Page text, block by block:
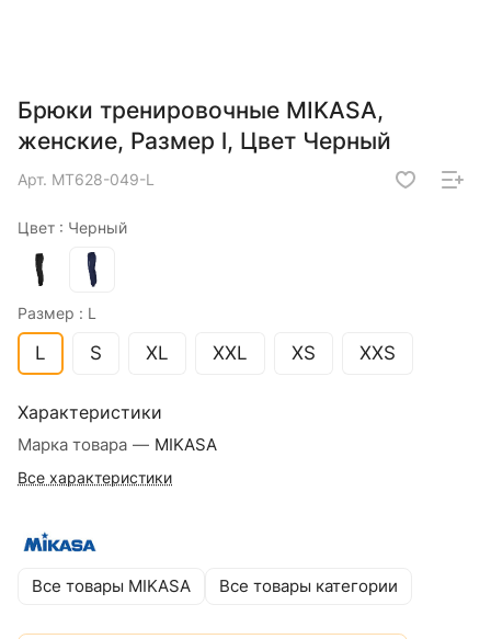
Брюки тренировочные MIKASA,
женские, Размер l, Цвет Черный
Арт. MT628-049-L
Цвет : Черный
Размер : L
L S XL XXL XS XXS
Характеристики
Марка товара — MIKASA
Все характеристики
Все товары MIKASA Все товары категории